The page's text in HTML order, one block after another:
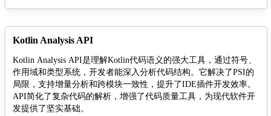
Kotlin Analysis API
Kotlin Analysis API是理解Kotlin代码语义的强大工具，通过符号、
作用域和类型系统，开发者能深入分析代码结构。它解决了PSI的
局限，支持增量分析和跨模块一致性，提升了IDE插件开发效率。
API简化了复杂代码的解析，增强了代码质量工具，为现代软件开
发提供了坚实基础。